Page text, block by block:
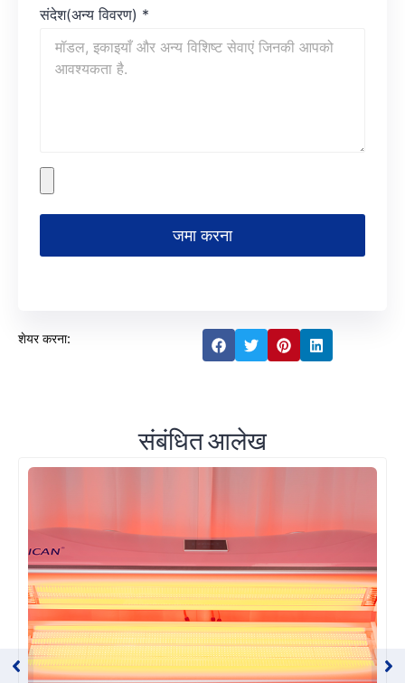
संदेश(अन्य विवरण) *
जमा करना
शेयर करना:
संबंधित आलेख